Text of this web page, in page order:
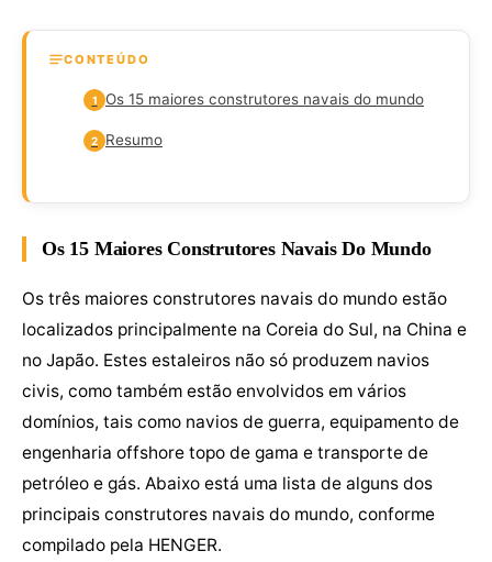
CONTEÚDO
1 Os 15 maiores construtores navais do mundo
2 Resumo
Os 15 Maiores Construtores Navais Do Mundo
Os três maiores construtores navais do mundo estão
localizados principalmente na Coreia do Sul, na China e
no Japão. Estes estaleiros não só produzem navios
civis, como também estão envolvidos em vários
domínios, tais como navios de guerra, equipamento de
engenharia offshore topo de gama e transporte de
petróleo e gás. Abaixo está uma lista de alguns dos
principais construtores navais do mundo, conforme
compilado pela HENGER.